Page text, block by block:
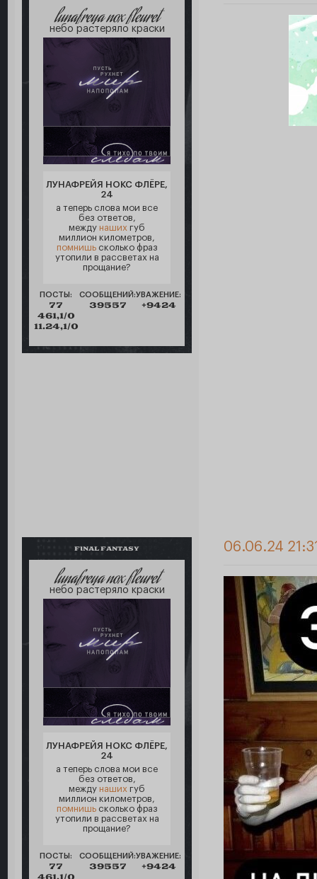
lunafreya nox fleuret
небо растеряло краски
ЛУНАФРЕЙЯ НОКС ФЛЁРЕ,
24
а теперь слова мои все
без ответов,
между наших губ
миллион километров,
помнишьсколько фраз
утопили в рассветах на
прощание?
ПОСТЫ:
77
461,1/0
11.24,1/0
СООБЩЕНИЙ:
39557
УВАЖЕНИЕ:
+9424
FINAL FANTASY
lunafreya nox fleuret
небо растеряло краски
ЛУНАФРЕЙЯ НОКС ФЛЁРЕ,
24
а теперь слова мои все
без ответов,
между наших губ
миллион километров,
помнишьсколько фраз
утопили в рассветах на
прощание?
ПОСТЫ:
77
СООБЩЕНИЙ:
39557
УВАЖЕНИЕ:
+9424
06.06.24